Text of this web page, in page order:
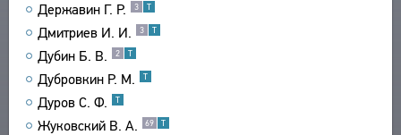
Державин Г. Р. 3 Т
Дмитриев И. И. 3 Т
Дубин Б. В. 2 Т
Дубровкин Р. М. Т
Дуров С. Ф. Т
Жуковский В. А. 69 Т